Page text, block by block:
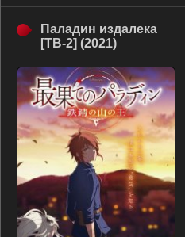
Паладин издалека
[ТВ-2] (2021)